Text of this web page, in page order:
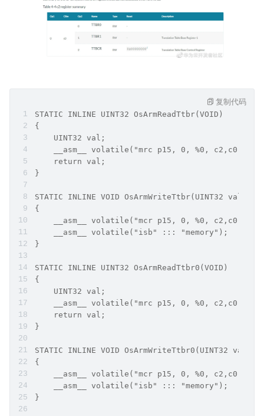
STATIC INLINE UINT32 OsArmReadTtbr(VOID)
{
    UINT32 val;
__asm__ volatile("mrc p15, 0, %0, c2,c0,0" :
    return val;
}
STATIC INLINE VOID OsArmWriteTtbr(UINT32 val)
{
__asm__ volatile("mcr p15, 0, %0, c2,c0,0"
    __asm__ volatile("isb" ::: "memory");
}
STATIC INLINE UINT32 OsArmReadTtbr0(VOID)
{
    UINT32 val;
__asm__ volatile("mrc p15, 0, %0, c2,c0,0" :
    return val;
}
STATIC INLINE VOID OsArmWriteTtbr0(UINT32 val)
{
__asm__ volatile("mcr p15, 0, %0, c2,c0,0"
    __asm__ volatile("isb" ::: "memory");
}
复制代码